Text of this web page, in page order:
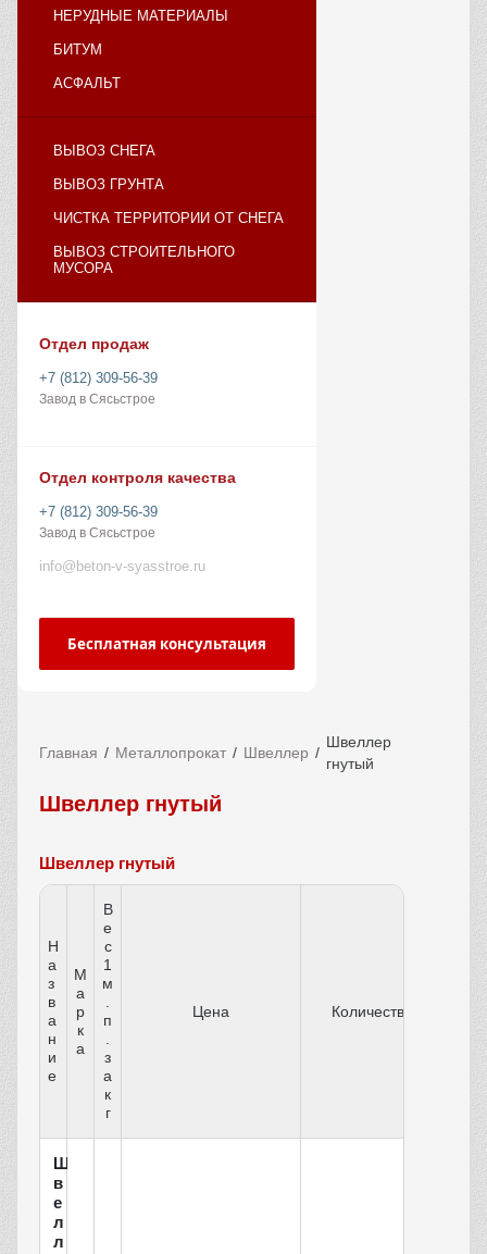
НЕРУДНЫЕ МАТЕРИАЛЫ
БИТУМ
АСФАЛЬТ
ВЫВОЗ СНЕГА
ВЫВОЗ ГРУНТА
ЧИСТКА ТЕРРИТОРИИ ОТ СНЕГА
ВЫВОЗ СТРОИТЕЛЬНОГО
МУСОРА
Отдел продаж
+7 (812) 309-56-39
Завод в Сясьстрое
Отдел контроля качества
+7 (812) 309-56-39
Завод в Сясьстрое
info@beton-v-syasstroe.ru
Бесплатная консультация
Главная Металлопрокат Швеллер
Швеллер
гнутый
Швеллер гнутый
Швеллер гнутый
Н
а
з
в
а
н
и
е
М
а
р
к
а
В
е
с
1
м
.
п
.
з
а
к
г
Цена Количество
Ш
в
е
л
л